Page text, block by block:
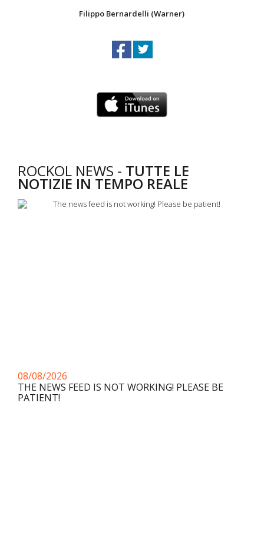
Filippo Bernardelli (Warner)
ROCKOL NEWS - TUTTE LE
NOTIZIE IN TEMPO REALE
08/08/2026
THE NEWS FEED IS NOT WORKING! PLEASE BE
PATIENT!